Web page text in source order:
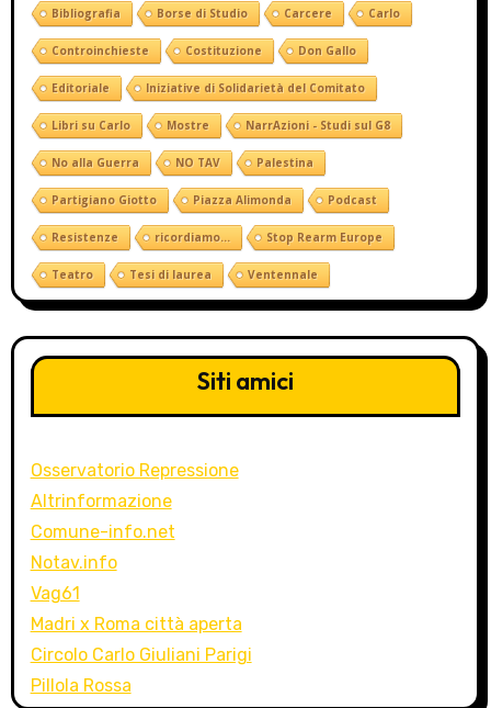
Bibliografia Borse di Studio Carcere Carlo
Controinchieste Costituzione Don Gallo
Editoriale Iniziative di Solidarietà del Comitato
Libri su Carlo Mostre NarrAzioni - Studi sul G8
No alla Guerra NO TAV Palestina
Partigiano Giotto Piazza Alimonda Podcast
Resistenze ricordiamo... Stop Rearm Europe
Teatro Tesi di laurea Ventennale
Siti amici
Osservatorio Repressione
Altrinformazione
Comune-info.net
Notav.info
Vag61
Madri x Roma città aperta
Circolo Carlo Giuliani Parigi
Pillola Rossa